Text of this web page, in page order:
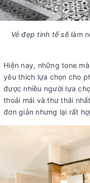
Vẻ đẹp tinh tế sẽ làm
Hiện nay, những tone
yêu thích lựa chọn cho
được nhiều người lựa
thoải mái và thư thái
đơn giản nhưng lại rất